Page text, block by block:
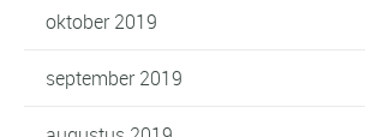
oktober 2019
september 2019